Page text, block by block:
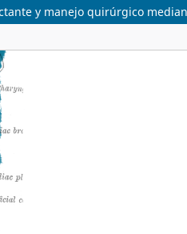
y manejo quirúrgico